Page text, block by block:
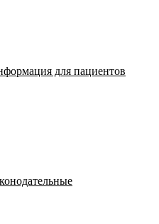
для пациентов